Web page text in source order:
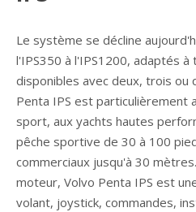
Le système se décline
l'IPS350 à l'IPS1200, adaptés
disponibles avec deux, trois ou
Penta IPS est particulièrement
sport, aux yachts hautes
pêche sportive de 30 à 100
commerciaux jusqu'à 30
moteur, Volvo Penta IPS est
volant, joystick, commandes,